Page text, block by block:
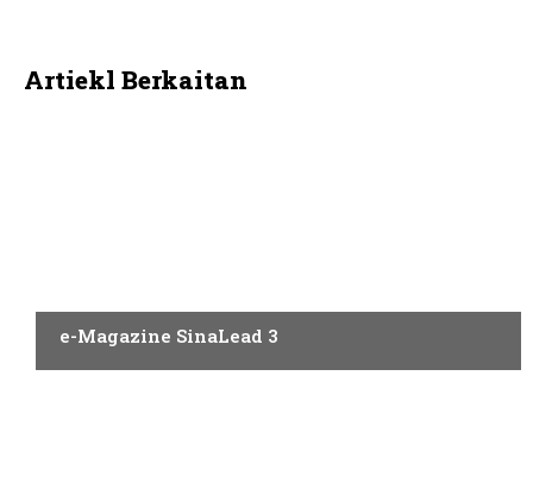
Artiekl Berkaitan
e-Magazine SinaLead 3